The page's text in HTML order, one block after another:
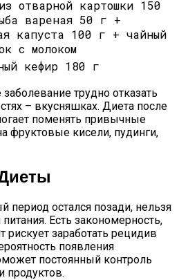
отварной картошки 150
вареная 50 г +
капуста 100 г + чайный
с молоком
кефир 180 г
трудно отказать
– вкусняшках. Диета после
поменять привычные
фруктовые кисели, пудинги,
период остался позади, нельзя
Есть закономерность,
заработать рецидив
появления
постоянный контроль
продуктов.